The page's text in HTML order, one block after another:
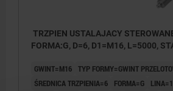
TRZPIEN USTALAJACY
FORMA:G, D=6, D1=M16, L=5000,
GWINT=M16 TYP FORMY=GWINT
ŚREDNICA TRZPIENIA=6
FORMA=G